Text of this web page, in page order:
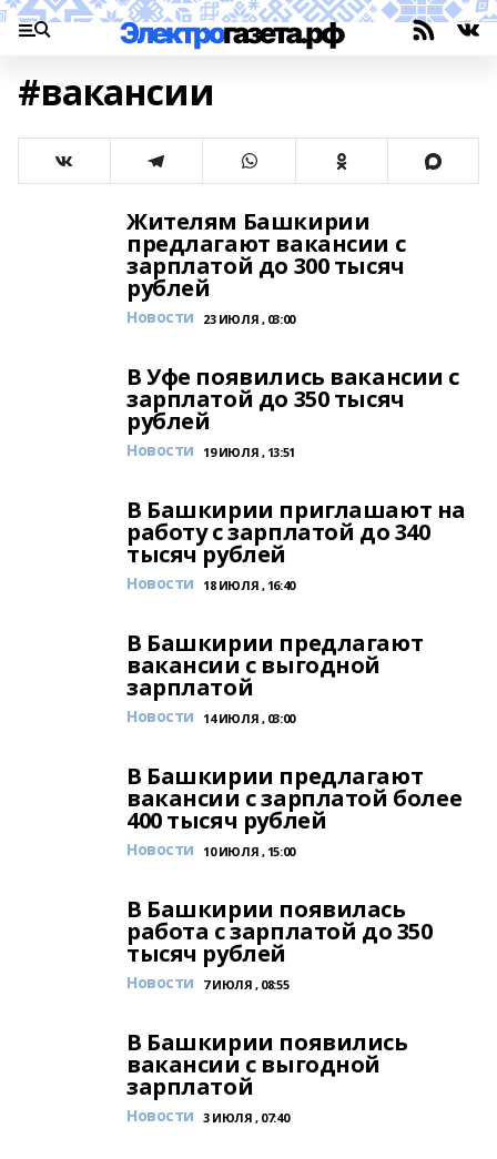
#вакансии
Жителям Башкирии
предлагают вакансии с
зарплатой до 300 тысяч
рублей
Новости 23 ИЮЛЯ , 03:00
В Уфе появились вакансии с
зарплатой до 350 тысяч
рублей
Новости 19 ИЮЛЯ , 13:51
В Башкирии приглашают на
работу с зарплатой до 340
тысяч рублей
Новости 18 ИЮЛЯ , 16:40
В Башкирии предлагают
вакансии с выгодной
зарплатой
Новости 14 ИЮЛЯ , 03:00
В Башкирии предлагают
вакансии с зарплатой более
400 тысяч рублей
Новости 10 ИЮЛЯ , 15:00
В Башкирии появилась
работа с зарплатой до 350
тысяч рублей
Новости 7 ИЮЛЯ , 08:55
В Башкирии появились
вакансии с выгодной
зарплатой
Новости 3 ИЮЛЯ , 07:40